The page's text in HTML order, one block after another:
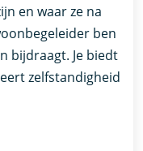
en waar ze na
ben
bijdraagt. Je biedt
zelfstandigheid